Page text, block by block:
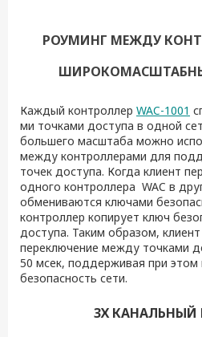
РОУМИНГ МЕЖДУ
Каждый контроллер WAC-1001
ми точками доступа в одной
большего масштаба можно
между контроллерами для
точек доступа. Когда клиент
одного контроллера WAC в
обмениваются ключами
контроллер копирует ключ
доступа. Таким образом,
переключение между точками
50 мсек, поддерживая при
безопасность сети.
3Х КАНАЛЬНЫЙ